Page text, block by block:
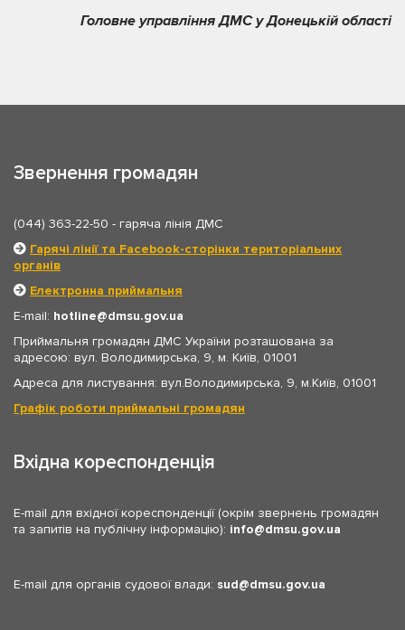
Головне управління ДМС у Донецькій області
Звернення громадян
(044) 363-22-50 - гаряча лінія ДМС
Гарячі лінії та Facebook-сторінки територіальних
органів
Електронна приймальня
E-mail: hotline
dmsu.gov.ua
Приймальня громадян ДМС України розташована за
адресою: вул. Володимирська, 9, м. Київ, 01001
Адреса для листування: вул.Володимирська, 9, м.Київ, 01001
Графік роботи приймальні громадян
Вхідна кореспонденція
E-mail для вхідної кореспонденції (окрім звернень громадян
та запитів на публічну інформацію): info dmsu.gov.ua
E-mail для органів судової влади: sud dmsu.gov.ua